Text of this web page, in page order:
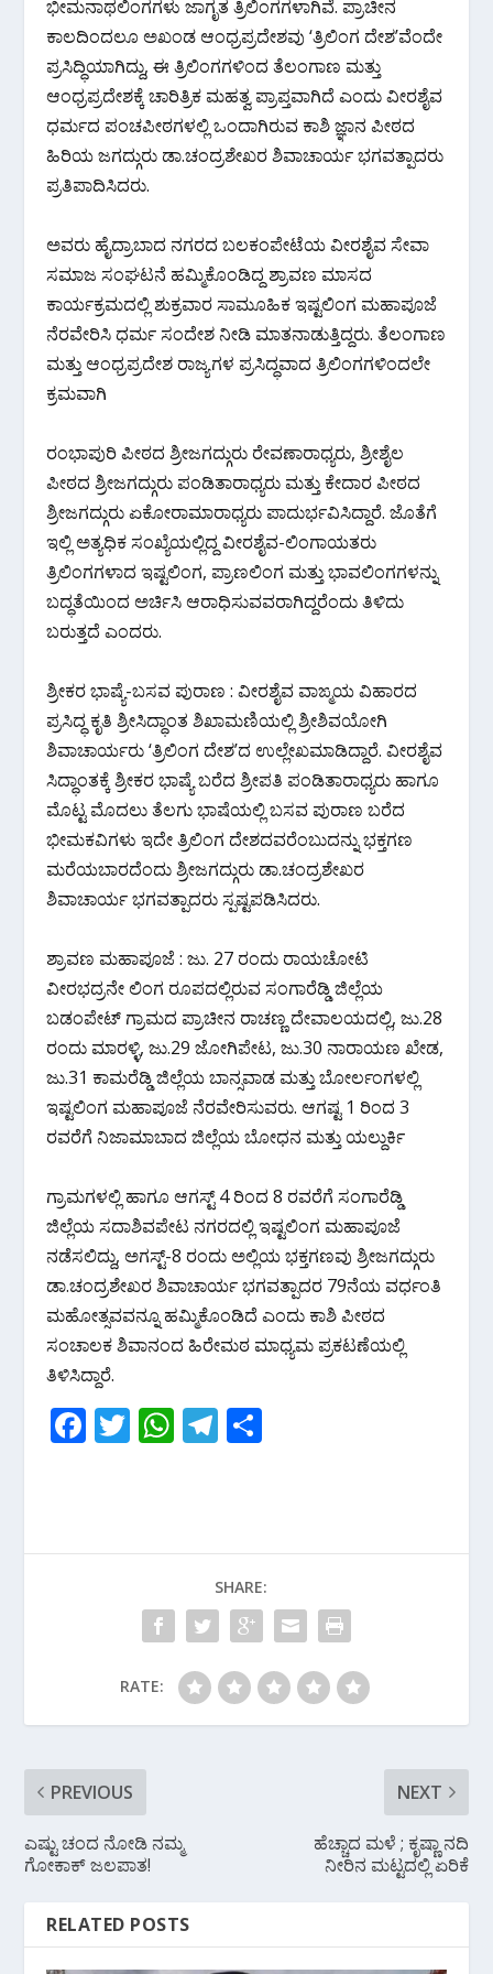
o
o
k
A
p
p
a
m
ಭೀಮನಾಥಲಿಂಗಗಳು ಜಾಗೃತ ತ್ರಿಲಿಂಗಗಳಾಗಿವೆ. ಪ್ರಾಚೀನ
ಕಾಲದಿಂದಲೂ ಅಖಂಡ ಆಂಧ್ರಪ್ರದೇಶವು ‘ತ್ರಿಲಿಂಗ ದೇಶ’ವೆಂದೇ
ಪ್ರಸಿದ್ಧಿಯಾಗಿದ್ದು, ಈ ತ್ರಿಲಿಂಗಗಳಿಂದ ತೆಲಂಗಾಣ ಮತ್ತು
ಆಂಧ್ರಪ್ರದೇಶಕ್ಕೆ ಚಾರಿತ್ರಿಕ ಮಹತ್ವ ಪ್ರಾಪ್ತವಾಗಿದೆ ಎಂದು ವೀರಶೈವ
ಧರ್ಮದ ಪಂಚಪೀಠಗಳಲ್ಲಿ ಒಂದಾಗಿರುವ ಕಾಶಿ ಜ್ಞಾನ ಪೀಠದ
ಹಿರಿಯ ಜಗದ್ಗುರು ಡಾ.ಚಂದ್ರಶೇಖರ ಶಿವಾಚಾರ್ಯ ಭಗವತ್ಪಾದರು
ಪ್ರತಿಪಾದಿಸಿದರು.
ಅವರು ಹೈದ್ರಾಬಾದ ನಗರದ ಬಲಕಂಪೇಟೆಯ ವೀರಶೈವ ಸೇವಾ
ಸಮಾಜ ಸಂಘಟನೆ ಹಮ್ಮಿಕೊಂಡಿದ್ದ ಶ್ರಾವಣ ಮಾಸದ
ಕಾರ್ಯಕ್ರಮದಲ್ಲಿ ಶುಕ್ರವಾರ ಸಾಮೂಹಿಕ ಇಷ್ಟಲಿಂಗ ಮಹಾಪೂಜೆ
ನೆರವೇರಿಸಿ ಧರ್ಮ ಸಂದೇಶ ನೀಡಿ ಮಾತನಾಡುತ್ತಿದ್ದರು. ತೆಲಂಗಾಣ
ಮತ್ತು ಆಂಧ್ರಪ್ರದೇಶ ರಾಜ್ಯಗಳ ಪ್ರಸಿದ್ಧವಾದ ತ್ರಿಲಿಂಗಗಳಿಂದಲೇ
ಕ್ರಮವಾಗಿ
ರಂಭಾಪುರಿ ಪೀಠದ ಶ್ರೀಜಗದ್ಗುರು ರೇವಣಾರಾಧ್ಯರು, ಶ್ರೀಶೈಲ
ಪೀಠದ ಶ್ರೀಜಗದ್ಗುರು ಪಂಡಿತಾರಾಧ್ಯರು ಮತ್ತು ಕೇದಾರ ಪೀಠದ
ಶ್ರೀಜಗದ್ಗುರು ಏಕೋರಾಮಾರಾಧ್ಯರು ಪಾದುರ್ಭವಿಸಿದ್ದಾರೆ. ಜೊತೆಗೆ
ಇಲ್ಲಿ ಅತ್ಯಧಿಕ ಸಂಖ್ಯೆಯಲ್ಲಿದ್ದ ವೀರಶೈವ-ಲಿಂಗಾಯತರು
ತ್ರಿಲಿಂಗಗಳಾದ ಇಷ್ಟಲಿಂಗ, ಪ್ರಾಣಲಿಂಗ ಮತ್ತು ಭಾವಲಿಂಗಗಳನ್ನು
ಬದ್ಧತೆಯಿಂದ ಅರ್ಚಿಸಿ ಆರಾಧಿಸುವವರಾಗಿದ್ದರೆಂದು ತಿಳಿದು
ಬರುತ್ತದೆ ಎಂದರು.
ಶ್ರೀಕರ ಭಾಷ್ಯೆ-ಬಸವ ಪುರಾಣ : ವೀರಶೈವ ವಾಙ್ಮಯ ವಿಹಾರದ
ಪ್ರಸಿದ್ಧ ಕೃತಿ ಶ್ರೀಸಿದ್ಧಾಂತ ಶಿಖಾಮಣಿಯಲ್ಲಿ ಶ್ರೀಶಿವಯೋಗಿ
ಶಿವಾಚಾರ್ಯರು ‘ತ್ರಿಲಿಂಗ ದೇಶ’ದ ಉಲ್ಲೇಖಮಾಡಿದ್ದಾರೆ. ವೀರಶೈವ
ಸಿದ್ಧಾಂತಕ್ಕೆ ಶ್ರೀಕರ ಭಾಷ್ಯೆ ಬರೆದ ಶ್ರೀಪತಿ ಪಂಡಿತಾರಾಧ್ಯರು ಹಾಗೂ
ಮೊಟ್ಟ ಮೊದಲು ತೆಲಗು ಭಾಷೆಯಲ್ಲಿ ಬಸವ ಪುರಾಣ ಬರೆದ
ಭೀಮಕವಿಗಳು ಇದೇ ತ್ರಿಲಿಂಗ ದೇಶದವರೆಂಬುದನ್ನು ಭಕ್ತಗಣ
ಮರೆಯಬಾರದೆಂದು ಶ್ರೀಜಗದ್ಗುರು ಡಾ.ಚಂದ್ರಶೇಖರ
ಶಿವಾಚಾರ್ಯ ಭಗವತ್ಪಾದರು ಸ್ಪಷ್ಟಪಡಿಸಿದರು.
ಶ್ರಾವಣ ಮಹಾಪೂಜೆ : ಜು. 27 ರಂದು ರಾಯಚೋಟಿ
ವೀರಭದ್ರನೇ ಲಿಂಗ ರೂಪದಲ್ಲಿರುವ ಸಂಗಾರೆಡ್ಡಿ ಜಿಲ್ಲೆಯ
ಬಡಂಪೇಟ್ ಗ್ರಾಮದ ಪ್ರಾಚೀನ ರಾಚಣ್ಣ ದೇವಾಲಯದಲ್ಲಿ, ಜು.28
ರಂದು ಮಾರಳ್ಳಿ, ಜು.29 ಜೋಗಿಪೇಟ, ಜು.30 ನಾರಾಯಣ ಖೇಡ,
ಜು.31 ಕಾಮರೆಡ್ಡಿ ಜಿಲ್ಲೆಯ ಬಾನ್ಸವಾಡ ಮತ್ತು ಬೋರ್ಲಂಗಳಲ್ಲಿ
ಇಷ್ಟಲಿಂಗ ಮಹಾಪೂಜೆ ನೆರವೇರಿಸುವರು. ಆಗಷ್ಟ 1 ರಿಂದ 3
ರವರೆಗೆ ನಿಜಾಮಾಬಾದ ಜಿಲ್ಲೆಯ ಬೋಧನ ಮತ್ತು ಯಲ್ದುರ್ಕಿ
ಗ್ರಾಮಗಳಲ್ಲಿ ಹಾಗೂ ಆಗಸ್ಟ್ 4 ರಿಂದ 8 ರವರೆಗೆ ಸಂಗಾರೆಡ್ಡಿ
ಜಿಲ್ಲೆಯ ಸದಾಶಿವಪೇಟ ನಗರದಲ್ಲಿ ಇಷ್ಟಲಿಂಗ ಮಹಾಪೂಜೆ
ನಡೆಸಲಿದ್ದು, ಅಗಸ್ಟ್-8 ರಂದು ಅಲ್ಲಿಯ ಭಕ್ತಗಣವು ಶ್ರೀಜಗದ್ಗುರು
ಡಾ.ಚಂದ್ರಶೇಖರ ಶಿವಾಚಾರ್ಯ ಭಗವತ್ಪಾದರ 79ನೆಯ ವರ್ಧಂತಿ
ಮಹೋತ್ಸವವನ್ನೂ ಹಮ್ಮಿಕೊಂಡಿದೆ ಎಂದು ಕಾಶಿ ಪೀಠದ
ಸಂಚಾಲಕ ಶಿವಾನಂದ ಹಿರೇಮಠ ಮಾಧ್ಯಮ ಪ್ರಕಟಣೆಯಲ್ಲಿ
ತಿಳಿಸಿದ್ದಾರೆ.
F
o
T W
A
p
p
T
a
m
SHARE:
RATE:
PREVIOUS
ಎಷ್ಟು ಚಂದ ನೋಡಿ‌ ನಮ್ಮ
ಗೋಕಾಕ್ ಜಲಪಾತ!
NEXT
ಹೆಚ್ಚಾದ ಮಳೆ ; ಕೃಷ್ಣಾ ನದಿ
ನೀರಿನ‌ ಮಟ್ಟದಲ್ಲಿ ಏರಿಕೆ
RELATED POSTS